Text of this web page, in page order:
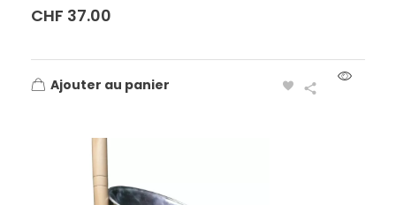
CHF 37.00
Ajouter au panier